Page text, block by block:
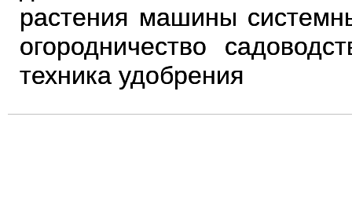
растения машины
огородничество
техника удобрения